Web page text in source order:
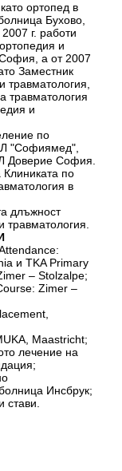
ортопед в
Бухово,
г. работи
и
а от 2007
Заместник
травматология,
травматология
и
по
"Софиямед",
Доверие София.
по
в
длъжност
и TKA Primary
– Stolzalpe;
Zimer –
Maastricht;
лечение на
Инсбрук;
стави.